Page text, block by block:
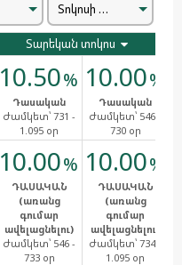
Տոկոսի վճարում
Տարեկան տոկոս
10.50%
Դասական
Ժամկետ՝ 731 -
1.095 օր
10.00%
Դասական
Ժամկետ՝ 546 -
730 օր
10.00%
ԴԱՍԱԿԱՆ
(առանց
գումար
ավելացնելու)
Ժամկետ՝ 546 -
733 օր
10.00%
ԴԱՍԱԿԱՆ
(առանց
գումար
ավելացնելու)
Ժամկետ՝ 734 -
1.095 օր